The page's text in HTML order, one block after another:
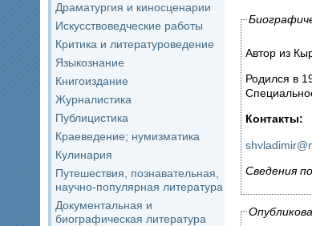
Драматургия и киносценарии
Искусствоведческие работы
Критика и литературоведение
Языкознание
Книгоиздание
Журналистика
Публицистика
Краеведение; нумизматика
Кулинария
Путешествия, познавательная,
научно-популярная литература
Документальная и
биографическая литература
Автор из
Родился в
Контакты:
Сведения